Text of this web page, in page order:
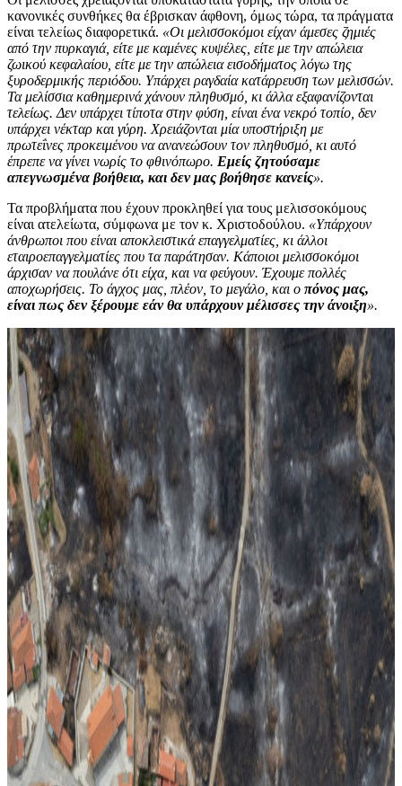
κανονικές συνθήκες θα έβρισκαν άφθονη, όμως τώρα, τα πράγματα
είναι τελείως διαφορετικά. «Οι μελισσοκόμοι είχαν άμεσες ζημιές
από την πυρκαγιά, είτε με καμένες κυψέλες, είτε με την απώλεια
ζωικού κεφαλαίου, είτε με την απώλεια εισοδήματος λόγω της
ξυροδερμικής περιόδου. Υπάρχει ραγδαία κατάρρευση των μελισσών.
Τα μελίσσια καθημερινά χάνουν πληθυσμό, κι άλλα εξαφανίζονται
τελείως. Δεν υπάρχει τίποτα στην φύση, είναι ένα νεκρό τοπίο, δεν
υπάρχει νέκταρ και γύρη. Χρειάζονται μία υποστήριξη με
πρωτεΐνες προκειμένου να ανανεώσουν τον πληθυσμό, κι αυτό
έπρεπε να γίνει νωρίς το φθινόπωρο. Εμείς ζητούσαμε
απεγνωσμένα βοήθεια, και δεν μας βοήθησε κανείς».
Τα προβλήματα που έχουν προκληθεί για τους μελισσοκόμους
είναι ατελείωτα, σύμφωνα με τον κ. Χριστοδούλου. «Υπάρχουν
άνθρωποι που είναι αποκλειστικά επαγγελματίες, κι άλλοι
εταιροεπαγγελματίες που τα παράτησαν. Κάποιοι μελισσοκόμοι
άρχισαν να πουλάνε ότι είχα, και να φεύγουν. Έχουμε πολλές
αποχωρήσεις. Το άγχος μας, πλέον, το μεγάλο, και ο πόνος μας,
είναι πως δεν ξέρουμε εάν θα υπάρχουν μέλισσες την άνοιξη».